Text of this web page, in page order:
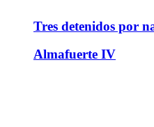
Tres detenidos por
Almafuerte IV